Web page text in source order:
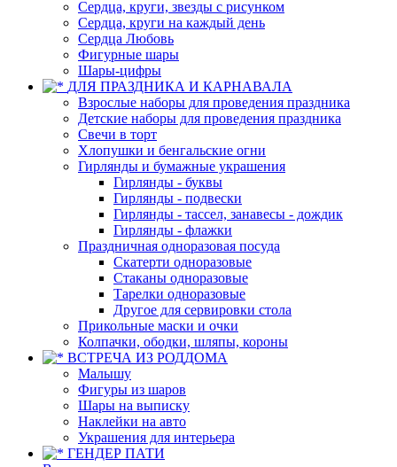
Сердца, круги, звезды с рисунком
Сердца, круги на каждый день
Сердца Любовь
Фигурные шары
Шары-цифры
ДЛЯ ПРАЗДНИКА И КАРНАВАЛА
Взрослые наборы для проведения праздника
Детские наборы для проведения праздника
Свечи в торт
Хлопушки и бенгальские огни
Гирлянды и бумажные украшения
Гирлянды - буквы
Гирлянды - подвески
Гирлянды - тассел, занавесы - дождик
Гирлянды - флажки
Праздничная одноразовая посуда
Скатерти одноразовые
Стаканы одноразовые
Тарелки одноразовые
Другое для сервировки стола
Прикольные маски и очки
Колпачки, ободки, шляпы, короны
ВСТРЕЧА ИЗ РОДДОМА
Малышу
Фигуры из шаров
Шары на выписку
Наклейки на авто
Украшения для интерьера
ГЕНДЕР ПАТИ